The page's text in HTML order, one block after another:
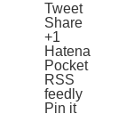
Tweet
Share
+1
Hatena
Pocket
RSS
feedly
Pin it